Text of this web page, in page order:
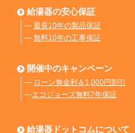
給湯器の安心保証
― 最長10年の製品保証
― 無料10年の工事保証
開催中のキャンペーン
― ローン無金利＆1,000円割引
―エコジョーズ無料7年保証
給湯器ドットコムについて